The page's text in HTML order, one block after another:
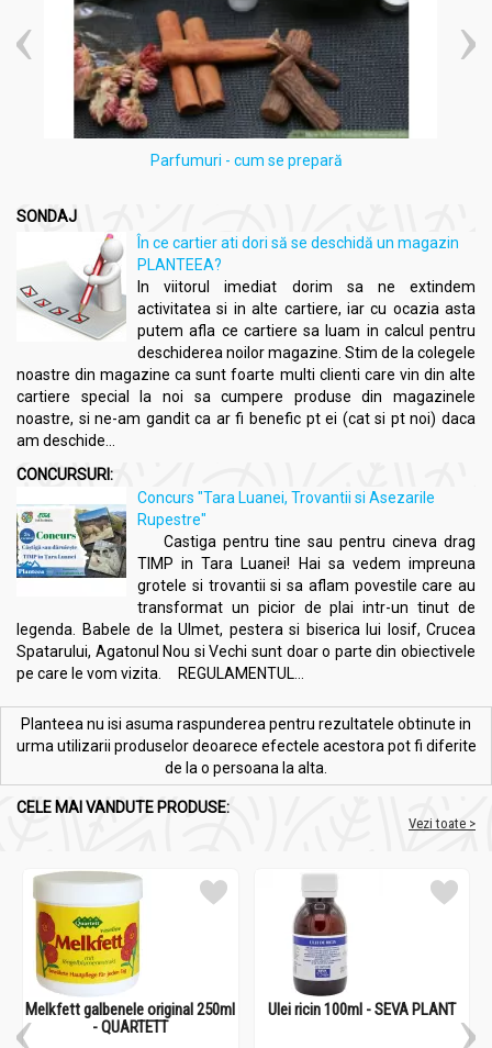
Parfumuri - cum se prepară
SONDAJ
În ce cartier ati dori să se deschidă un magazin
PLANTEEA?
In viitorul imediat dorim sa ne extindem
activitatea si in alte cartiere, iar cu ocazia asta
putem afla ce cartiere sa luam in calcul pentru
deschiderea noilor magazine. Stim de la colegele
noastre din magazine ca sunt foarte multi clienti care vin din alte
cartiere special la noi sa cumpere produse din magazinele
noastre, si ne-am gandit ca ar fi benefic pt ei (cat si pt noi) daca
am deschide...
CONCURSURI:
Concurs "Tara Luanei, Trovantii si Asezarile
Rupestre"
Castiga pentru tine sau pentru cineva drag
TIMP in Tara Luanei! Hai sa vedem impreuna
grotele si trovantii si sa aflam povestile care au
transformat un picior de plai intr-un tinut de
legenda. Babele de la Ulmet, pestera si biserica lui Iosif, Crucea
Spatarului, Agatonul Nou si Vechi sunt doar o parte din obiectivele
pe care le vom vizita. REGULAMENTUL...
Planteea nu isi asuma raspunderea pentru rezultatele obtinute in
urma utilizarii produselor deoarece efectele acestora pot fi diferite
de la o persoana la alta.
CELE MAI VANDUTE PRODUSE:
Vezi toate >
Melkfett galbenele original 250ml
- QUARTETT
Ulei ricin 100ml - SEVA PLANT